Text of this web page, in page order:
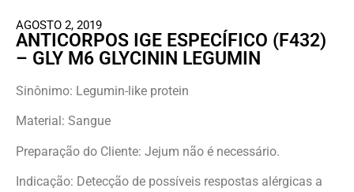
AGOSTO 2, 2019
ANTICORPOS IGE ESPECÍFICO (F432)
– GLY M6 GLYCININ LEGUMIN
Sinônimo: Legumin-like protein
Material: Sangue
Preparação do Cliente: Jejum não é necessário.
Indicação: Detecção de possíveis respostas alérgicas a